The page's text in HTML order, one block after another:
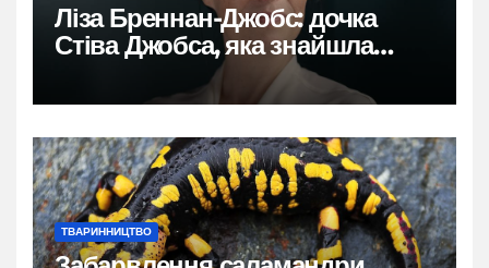
Ліза Бреннан-Джобс: дочка
Стіва Джобса, яка знайшла
власний голос
ТВАРИННИЦТВО